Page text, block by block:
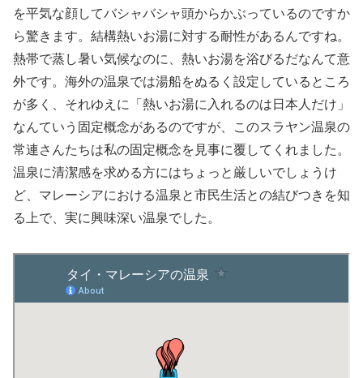
を平気な顔してバシャバシャ頭からかぶっているのですか
ら驚きます。結構熱いお湯に対する耐性があるんですね。
熱帯で蒸し暑い気候なのに、熱いお湯を浴びるだなんて意
外です。海外の温泉では湯船をぬるく設定しているところ
が多く、それゆえに「熱いお湯に入れるのは日本人だけ」
なんていう固定概念があるのですが、このスラヤン温泉の
常連さんたちは私の固定概念を見事に覆してくれました。
温泉に清潔感を求める方にはちょっと厳しいでしょうけ
ど、マレーシアにおける温泉と市民生活との結びつきを知
る上で、実に興味深い温泉でした。